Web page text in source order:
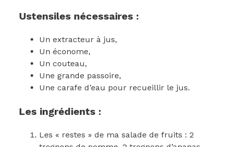
Ustensiles nécessaires :
Un extracteur à jus,
Un économe,
Un couteau,
Une grande passoire,
Une carafe d’eau pour recueillir le jus.
Les ingrédients :
Les « restes » de ma salade de fruits : 2